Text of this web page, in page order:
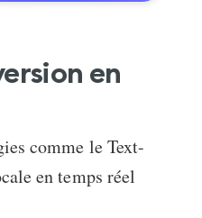
en
comme leText-
en temps réel